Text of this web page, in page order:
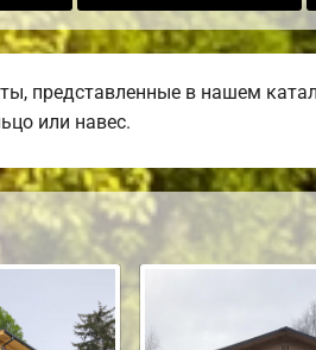
представленные в нашем
или навес.